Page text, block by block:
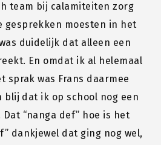
team bij calamiteiten zorg
gesprekken moesten in het
duidelijk dat alleen een
En omdat ik al helemaal
sprak was Frans daarmee
blij dat ik op school nog een
“nanga def” hoe is het
dankjewel dat ging nog wel,